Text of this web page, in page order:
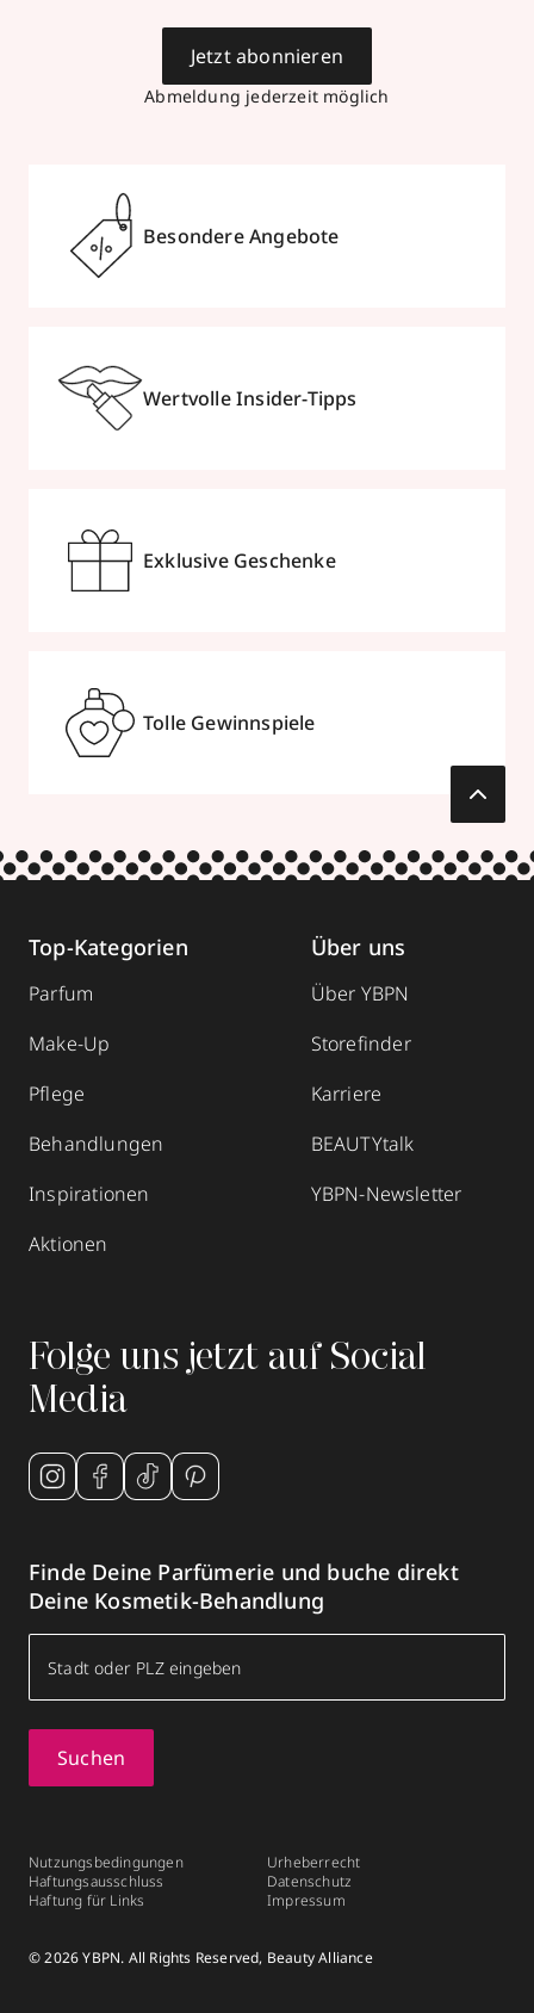
Abmeldung jederzeit möglich
Jetzt abonnieren
Besondere Angebote
Wertvolle Insider-Tipps
Exklusive Geschenke
Tolle Gewinnspiele
Top-Kategorien
Parfum
Make-Up
Pflege
Behandlungen
Inspirationen
Aktionen
Über uns
Über YBPN
Storefinder
Karriere
BEAUTYtalk
YBPN-Newsletter
Folge uns jetzt auf Social
Media
Finde Deine Parfümerie und buche direkt
Deine Kosmetik-Behandlung
Suchen
Nutzungsbedingungen
Haftungsausschluss
Haftung für Links
Urheberrecht
Datenschutz
Impressum
© 2026 YBPN. All Rights Reserved, Beauty Alliance